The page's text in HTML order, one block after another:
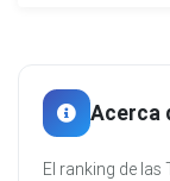
Acerca
El ranking de las